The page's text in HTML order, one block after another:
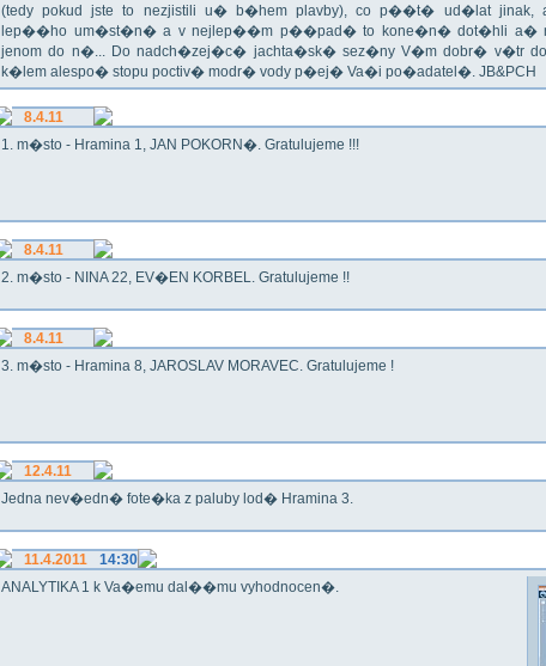
(tedy pokud jste to nezjistili u� b�hem plavby), co p��t� ud�lat jinak,
lep��ho um�st�n� a v nejlep��m p��pad� to kone�n� dot�hli a�
jenom do n�... Do nadch�zej�c� jachta�sk� sez�ny V�m dobr� v�tr do
k�lem alespo� stopu poctiv� modr� vody p�ej� Va�i po�adatel�. JB&PCH
8.4.11
1. m�sto - Hramina 1, JAN POKORN�. Gratulujeme !!!
8.4.11
2. m�sto - NINA 22, EV�EN KORBEL. Gratulujeme !!
8.4.11
3. m�sto - Hramina 8, JAROSLAV MORAVEC. Gratulujeme !
12.4.11
Jedna nev�edn� fote�ka z paluby lod� Hramina 3.
11.4.2011
14:30
ANALYTIKA 1 k Va�emu dal��mu vyhodnocen�.